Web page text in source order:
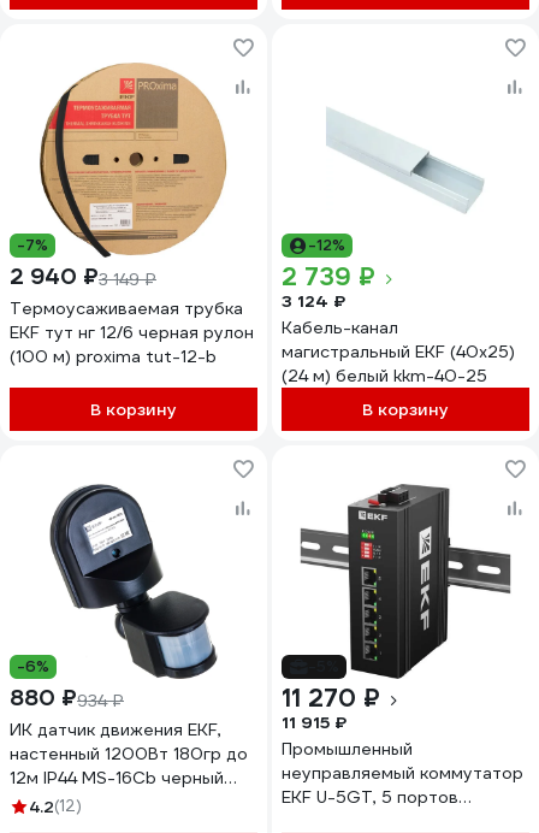
-7%
2 940 ₽3 149 ₽
Термоусаживаемая трубка
EKF тут нг 12/6 черная рулон
(100 м) proxima tut-12-b
В корзину
-12%
2 739 ₽
3 124 ₽
Кабель-канал
магистральный EKF (40x25)
(24 м) белый kkm-40-25
В корзину
-6%
880 ₽934 ₽
ИК датчик движения EKF,
настенный 1200Вт 180гр до
12м IP44 MS-16Cb черный
PROxima dd-ms-16Cb
4.2(12)
11 270 ₽
11 915 ₽
Промышленный
неуправляемый коммутатор
EKF U-5GT, 5 портов